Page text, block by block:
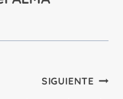
SIGUIENTE